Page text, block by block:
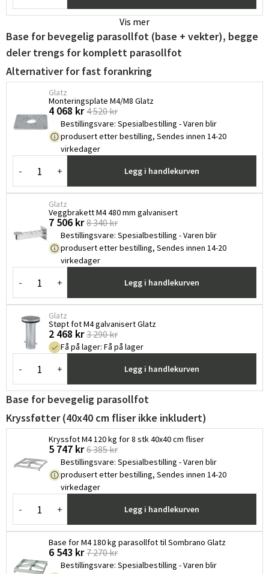
Vis mer
Base for bevegelig parasollfot (base + vekter), begge
deler trengs for komplett parasollfot
Alternativer for fast forankring
Glatz
Monteringsplate M4/M8 Glatz ​
4 068 kr 4 520 kr
Bestillingsvare: Spesialbestilling - Varen blir
produsert etter bestilling, Sendes innen 14-20
virkedager
- + Legg i handlekurven
Glatz
Veggbrakett M4 480 mm galvanisert
7 506 kr 8 340 kr
Bestillingsvare: Spesialbestilling - Varen blir
produsert etter bestilling, Sendes innen 14-20
virkedager
- + Legg i handlekurven
Glatz
Støpt fot M4 galvanisert Glatz
2 468 kr 3 290 kr
Få på lager: Få på lager
- + Legg i handlekurven
Base for bevegelig parasollfot
Kryssføtter (40x40 cm fliser ikke inkludert)
Kryssfot M4 120 kg for 8 stk 40x40 cm fliser
5 747 kr 6 385 kr
Bestillingsvare: Spesialbestilling - Varen blir
produsert etter bestilling, Sendes innen 14-20
virkedager
- + Legg i handlekurven
Base for M4 180 kg parasollfot til Sombrano Glatz
6 543 kr 7 270 kr
Bestillingsvare: Spesialbestilling - Varen blir